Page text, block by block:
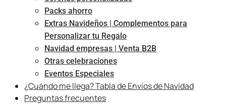
Packs ahorro
Extras Navideños | Complementos para
Personalizar tu Regalo
Navidad empresas | Venta B2B
Otras celebraciones
Eventos Especiales
¿Cuándo me llega? Tabla de Envíos de Navidad
Preguntas frecuentes